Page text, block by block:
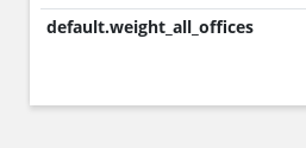
default.weight_all_offices